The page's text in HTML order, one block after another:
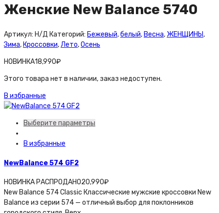
Женские New Balance 5740
Артикул: Н/Д Категорий: Бежевый,белый, Весна, ЖЕНЩИНЫ ,
Зима, Кроссовки,Лето,Осень
НОВИНКА18,990₽
Этого товара нет в наличии, заказ недоступен.
В избранные
Выберите параметры
В избранные
NewBalance 574 GF2
НОВИНКА РАСПРОДАНО20,990₽
New Balance 574 Classic Классические мужские кроссовки New
Balance из серии 574 — отличный выбор для поклонников